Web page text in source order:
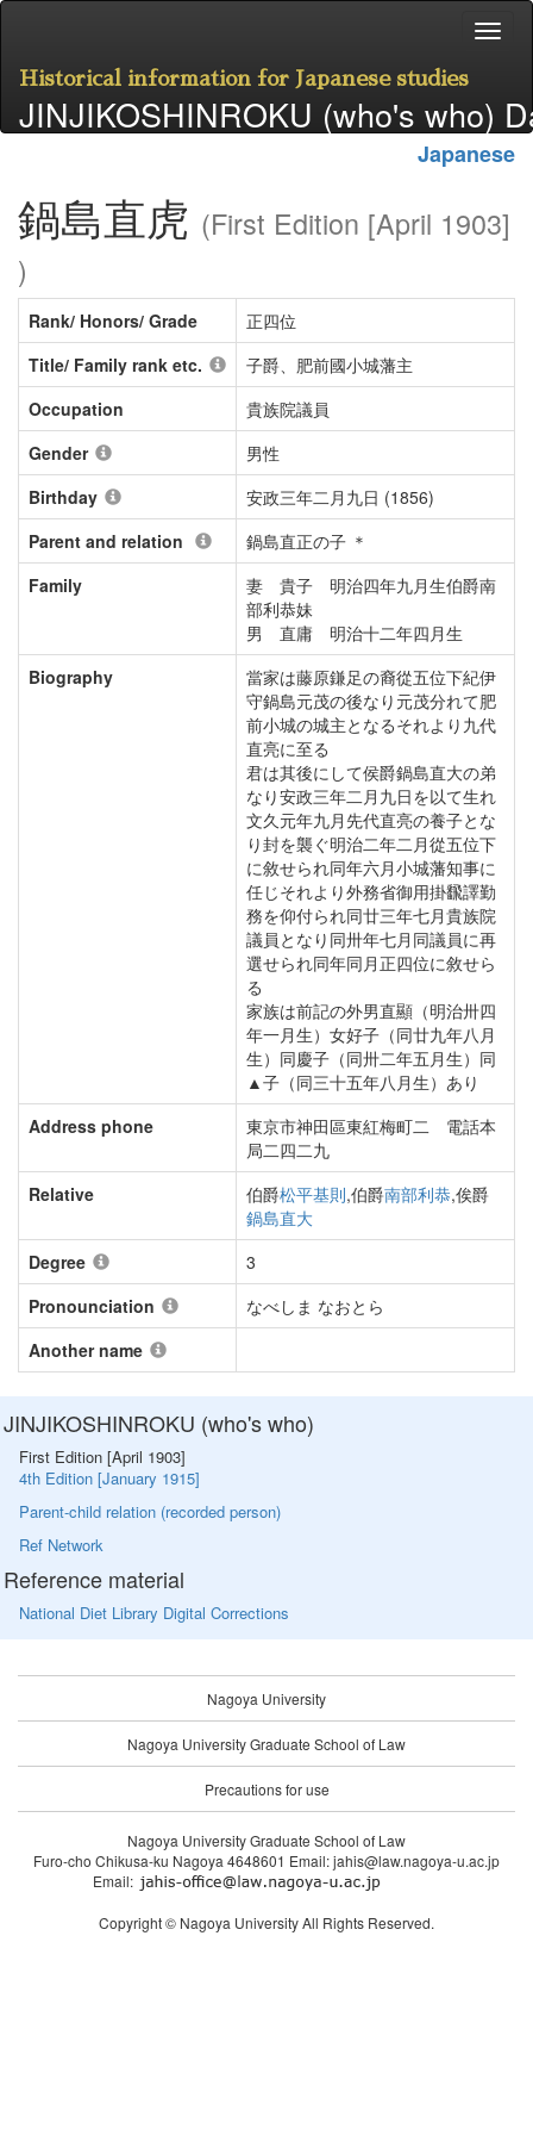
Historical information for Japanese studies
JINJIKOSHINROKU (who's who)
Japanese
鍋島直虎 (First Edition [April 1903]
)
Rank/ Honors/ Grade
正四位
Title/ Family rank etc.
子爵、肥前國小城藩主
Occupation
貴族院議員
Gender
男性
Birthday
安政三年二月九日 (1856)
Parent and relation
鍋島直正の子 ＊
Family
妻 貴子 明治四年九月生伯爵南
部利恭妹
男 直庸 明治十二年四月生
Biography
當家は藤原鎌足の裔從五位下紀伊
守鍋島元茂の後なり元茂分れて肥
前小城の城主となるそれより九代
直亮に至る
君は其後にして侯爵鍋島直大の弟
なり安政三年二月九日を以て生れ
文久元年九月先代直亮の養子とな
り封を襲ぐ明治二年二月從五位下
に敘せられ同年六月小城藩知事に
任じそれより外務省御用掛飜譯勤
務を仰付られ同廿三年七月貴族院
議員となり同卅年七月同議員に再
選せられ同年同月正四位に敘せら
る
家族は前記の外男直顯（明治卅四
年一月生）女好子（同廿九年八月
生）同慶子（同卅二年五月生）同
▲子（同三十五年八月生）あり
Address phone
東京市神田區東紅梅町二 電話本
局二四二九
Relative
伯爵松平基則,伯爵南部利恭,俟爵
鍋島直大
Degree
3
Pronounciation
なべしま なおとら
Another name
JINJIKOSHINROKU (who's who)
First Edition [April 1903]
4th Edition [January 1915]
Parent-child relation (recorded person)
Ref Network
Reference material
National Diet Library Digital Corrections
Nagoya University
Nagoya University Graduate School of Law
Precautions for use
Nagoya University Graduate School of Law
Furo-cho Chikusa-ku Nagoya 4648601 Email: jahis@law.nagoya-u.ac.jp
Email:
Copyright © Nagoya University All Rights Reserved.